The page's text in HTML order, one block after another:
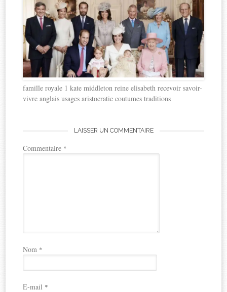
famille royale 1 kate middleton reine elisabeth recevoir savoir-
vivre anglais usages aristocratie coutumes traditions
LAISSER UN COMMENTAIRE
Commentaire *
Nom *
E-mail *